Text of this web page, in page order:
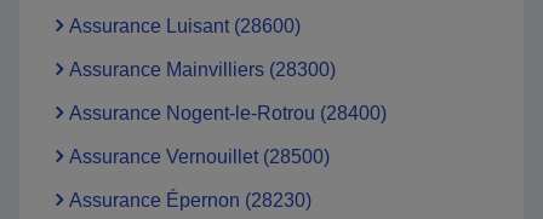
Assurance Luisant (28600)
Assurance Mainvilliers (28300)
Assurance Nogent-le-Rotrou (28400)
Assurance Vernouillet (28500)
Assurance Épernon (28230)